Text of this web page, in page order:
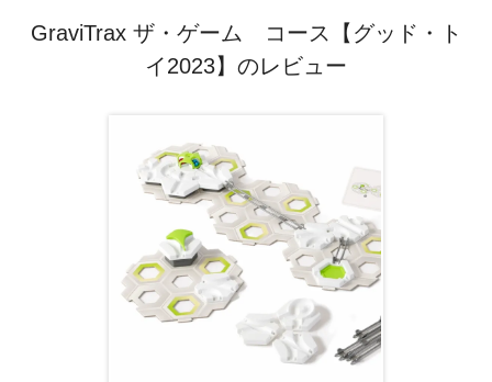
GraviTrax ザ・ゲーム コース【グッド・ト
イ2023】のレビュー